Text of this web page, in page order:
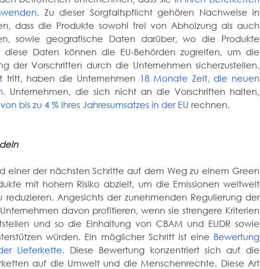
. Zu dieser Sorgfaltspflicht gehören Nachweise in
dass die Produkte sowohl frei von Abholzung als auch
sowie geografische Daten darüber, wo die Produkte
Daten können die EU-Behörden zugreifen, um die
der Vorschriften durch die Unternehmen sicherzustellen.
tritt, haben die Unternehmen 18 Monate Zeit, die neuen
. Unternehmen, die sich nicht an die Vorschriften halten,
von bis zu 4 % ihres Jahresumsatzes in der EU rechnen.
einer der nächsten Schritte auf dem Weg zu einem Green
mit hohem Risiko abzielt, um die Emissionen weltweit
reduzieren. Angesichts der zunehmenden Regulierung der
davon profitieren, wenn sie strengere Kriterien
und so die Einhaltung von CBAM und EUDR sowie
würden. Ein möglicher Schritt ist eine Bewertung
Lieferkette. Diese Bewertung konzentriert sich auf die
auf die Umwelt und die Menschenrechte. Diese Art